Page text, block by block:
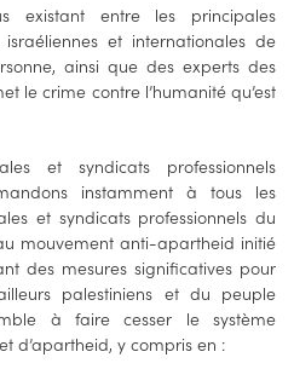
existant entre les principales
israéliennes et internationales de
ainsi que des experts des
le crime contre l’humanité qu’est
et syndicats professionnels
instamment à tous les
et syndicats professionnels du
mouvement anti-apartheid initié
des mesures significatives pour
palestiniens et du peuple
à faire cesser le système
d’apartheid, y compris en :